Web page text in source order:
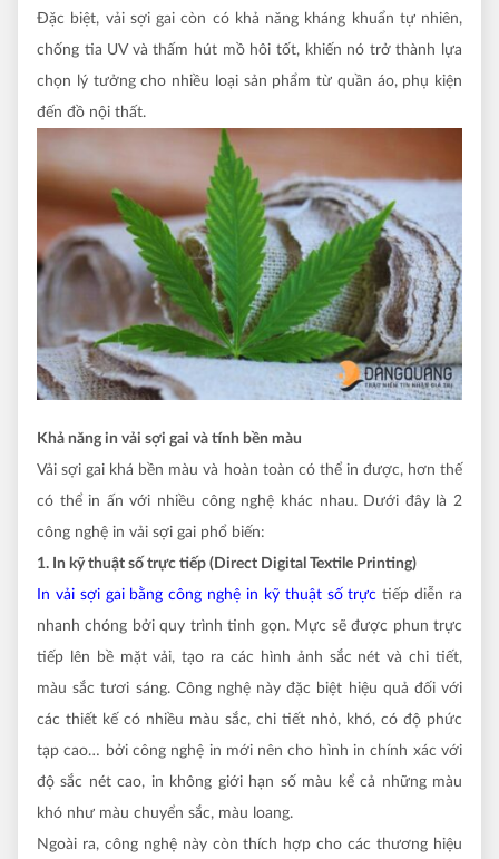
Đặc biệt, vải sợi gai còn có khả năng kháng khuẩn tự nhiên,
chống tia UV và thấm hút mồ hôi tốt, khiến nó trở thành lựa
chọn lý tưởng cho nhiều loại sản phẩm từ quần áo, phụ kiện
đến đồ nội thất.
Khả năng in vải sợi gai và tính bền màu
Vải sợi gai khá bền màu và hoàn toàn có thể in được, hơn thế
có thể in ấn với nhiều công nghệ khác nhau. Dưới đây là 2
công nghệ in vải sợi gai phổ biến:
1. In kỹ thuật số trực tiếp (Direct Digital Textile Printing)
In vải sợi gai bằng công nghệ in kỹ thuật số trực tiếp diễn ra
nhanh chóng bởi quy trình tinh gọn. Mực sẽ được phun trực
tiếp lên bề mặt vải, tạo ra các hình ảnh sắc nét và chi tiết,
màu sắc tươi sáng. Công nghệ này đặc biệt hiệu quả đối với
các thiết kế có nhiều màu sắc, chi tiết nhỏ, khó, có độ phức
tạp cao… bởi công nghệ in mới nên cho hình in chính xác với
độ sắc nét cao, in không giới hạn số màu kể cả những màu
khó như màu chuyển sắc, màu loang.
Ngoài ra, công nghệ này còn thích hợp cho các thương hiệu